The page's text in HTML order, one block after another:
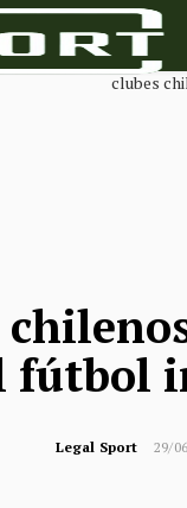
fútbol
Legal Sport 29/